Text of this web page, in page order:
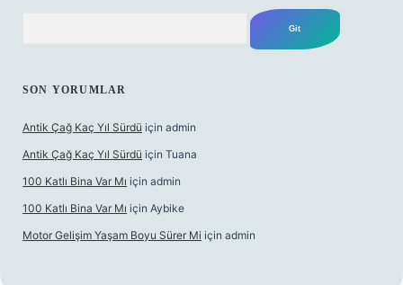
SON YORUMLAR
Antik Çağ Kaç Yıl Sürdü için admin
Antik Çağ Kaç Yıl Sürdü için Tuana
100 Katlı Bina Var Mı için admin
100 Katlı Bina Var Mı için Aybike
Motor Gelişim Yaşam Boyu Sürer Mi için admin